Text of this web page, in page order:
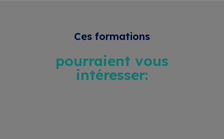
Ces formations
pourraient vous
intéresser: